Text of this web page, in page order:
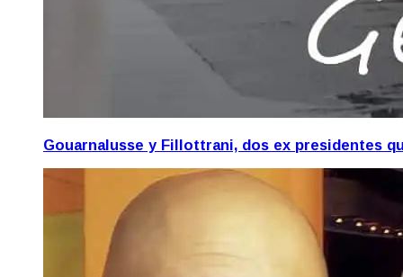
Gouarnalusse y Fillottrani, dos ex presidentes